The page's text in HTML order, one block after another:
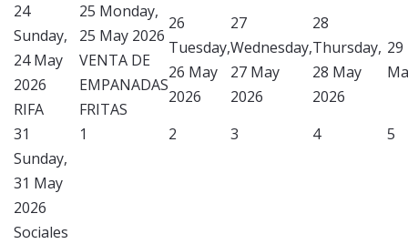
24
Sunday,
24 May
2026
RIFA
25 Monday,
25 May 2026
VENTA DE
EMPANADAS
FRITAS
26
Tuesday,
26 May
2026
27
Wednesday,
27 May
2026
28
Thursday,
28 May
2026
29
31
Sunday,
31 May
2026
1 2 3 4 5
Sociales